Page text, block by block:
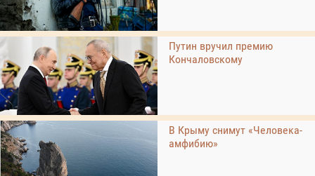
Путин вручил премию
Кончаловскому
В Крыму снимут «Человека-
амфибию»